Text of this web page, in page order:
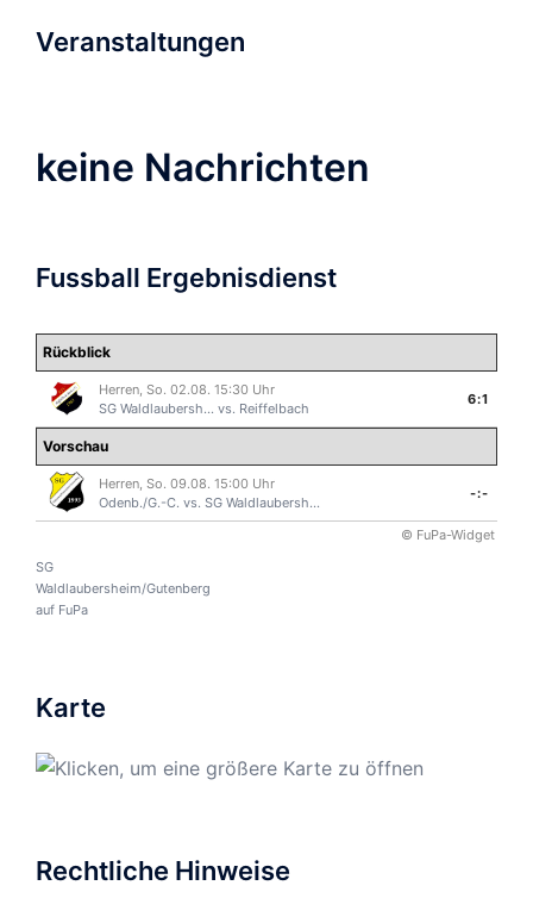
Veranstaltungen
keine Nachrichten
Fussball Ergebnisdienst
Rückblick
Herren, So. 02.08. 15:30 Uhr
SG Waldlaubersh... vs. Reiffelbach
6:1
Vorschau
Herren, So. 09.08. 15:00 Uhr
Odenb./G.-C. vs. SG Waldlaubersh...
-:-
© FuPa-Widget
SG
Waldlaubersheim/Gutenberg
auf FuPa
Karte
Rechtliche Hinweise